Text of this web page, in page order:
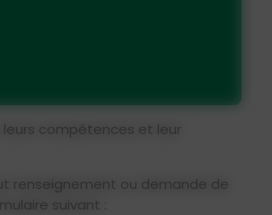
compétences et leur
renseignement ou demande de
suivant :